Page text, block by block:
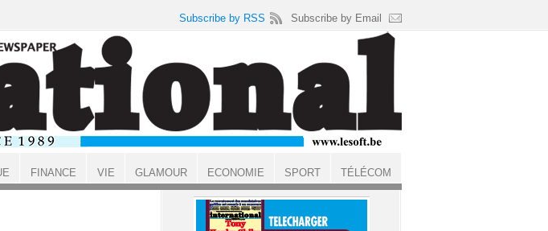
Subscribe by RSS Subscribe by Email
FINANCE VIE GLAMOUR ECONOMIE SPORT TÉLÉCOM